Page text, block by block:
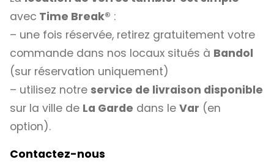
avec Time Break® :
– une fois réservée, retirez gratuitement votre
commande dans nos locaux situés à Bandol
(sur réservation uniquement)
– utilisez notre service de livraison disponible
sur la ville de La Garde dans le Var (en
option).
Contactez-nous